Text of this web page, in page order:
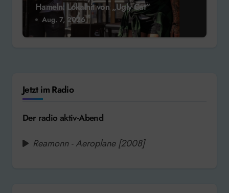
Hameln: Lokalhit von „Ugly Cat“
Aug. 7, 2026
Jetzt im Radio
Der radio aktiv-Abend
Reamonn - Aeroplane [2008]